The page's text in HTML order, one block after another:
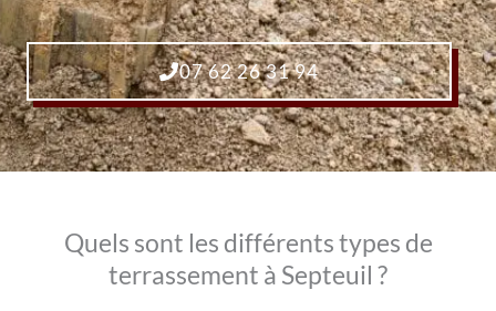
07 62 26 31 94
Quels sont les différents types de
terrassement à Septeuil ?